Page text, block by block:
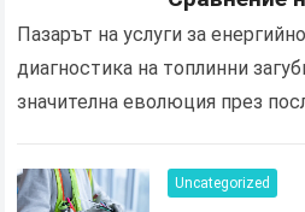
Пазарът на услуги за
диагностика на топлинни
значителна еволюция през
енергийна ефективност и
Uncategorized